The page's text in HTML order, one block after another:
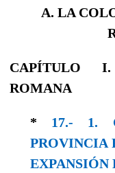
A. LA
CAPÍTULO
ROMANA
* 17.- 1.
PROVINCIA
EXPANSIÓN